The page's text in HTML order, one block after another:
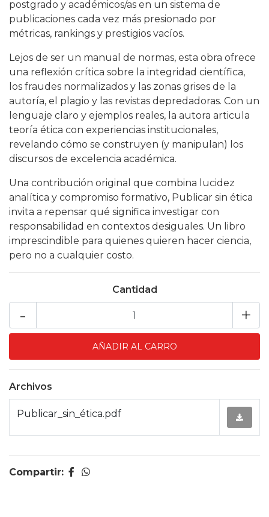
postgrado y académicos/as en un sistema de
publicaciones cada vez más presionado por
métricas, rankings y prestigios vacíos.
Lejos de ser un manual de normas, esta obra ofrece
una reflexión crítica sobre la integridad científica,
los fraudes normalizados y las zonas grises de la
autoría, el plagio y las revistas depredadoras. Con un
lenguaje claro y ejemplos reales, la autora articula
teoría ética con experiencias institucionales,
revelando cómo se construyen (y manipulan) los
discursos de excelencia académica.
Una contribución original que combina lucidez
analítica y compromiso formativo, Publicar sin ética
invita a repensar qué significa investigar con
responsabilidad en contextos desiguales. Un libro
imprescindible para quienes quieren hacer ciencia,
pero no a cualquier costo.
Cantidad
+
-
Archivos
Publicar_sin_ética.pdf
Compartir: